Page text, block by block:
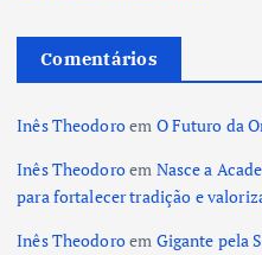
Comentários
Inês Theodoroem O Futuro da
Inês Theodoroem Nasce a
para fortalecer tradição e
Inês Theodoroem Gigante pela